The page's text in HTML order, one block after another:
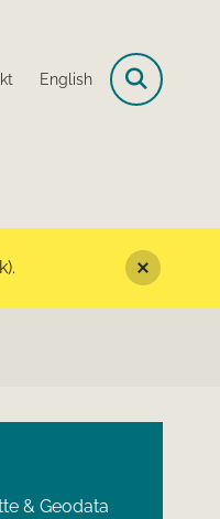
English
& Geodata